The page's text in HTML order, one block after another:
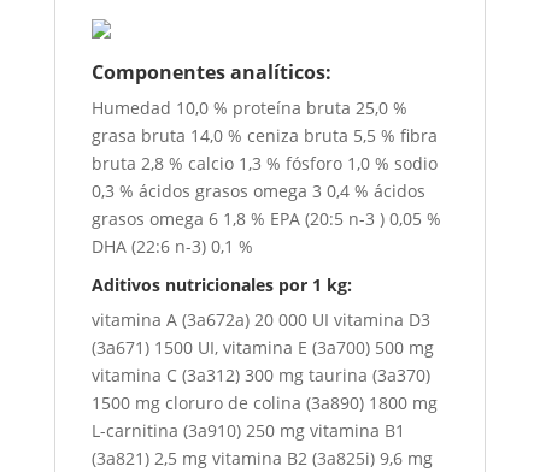
Componentes analíticos:
Humedad 10,0 % proteína bruta 25,0 %
grasa bruta 14,0 % ceniza bruta 5,5 % fibra
bruta 2,8 % calcio 1,3 % fósforo 1,0 % sodio
0,3 % ácidos grasos omega 3 0,4 % ácidos
grasos omega 6 1,8 % EPA (20:5 n-3 ) 0,05 %
DHA (22:6 n-3) 0,1 %
Aditivos nutricionales por 1 kg:
vitamina A (3a672a) 20 000 UI vitamina D3
(3a671) 1500 UI, vitamina E (3a700) 500 mg
vitamina C (3a312) 300 mg taurina (3a370)
1500 mg cloruro de colina (3a890) 1800 mg
L-carnitina (3a910) 250 mg vitamina B1
(3a821) 2,5 mg vitamina B2 (3a825i) 9,6 mg